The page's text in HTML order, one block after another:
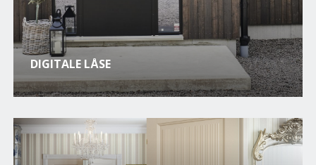
DIGITALE LÅSE